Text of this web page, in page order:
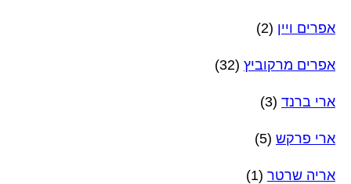
אפרים ויין (2)
אפרים מרקוביץ (32)
ארי ברנד (3)
ארי פרקש (5)
אריה שרטר (1)